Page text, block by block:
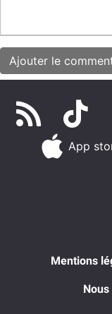
App
Mentions